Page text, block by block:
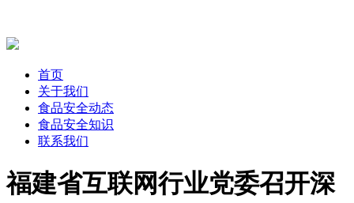
首页
关于我们
食品安全动态
食品安全知识
联系我们
福建省互联网行业党委召开深